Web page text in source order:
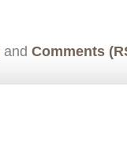
and Comments